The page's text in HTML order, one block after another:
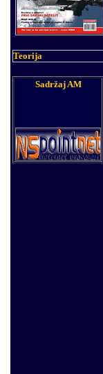
Teorija
Sadržaj AM